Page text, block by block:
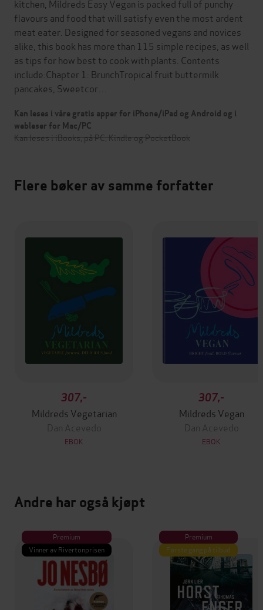
kitchen, Mildreds Easy Vegan is packed full of punchy
flavours and food that will satisfy even the most ardent
meat eater. Designed for seasoned vegans and novices
alike, this book has more than 115 simple recipes, as well
as tips for how best to cook with plants. Contents
include:Chapter 1: BrunchTropical fruit buttermilk
pancakes, Sweetcor…
Kan leses i våre gratis apper for iPhone/iPad og Android og i
webleser for Mac/PC
Kan leses i iBooks, på PC, Kindle og PocketBook
Flere bøker av samme forfatter
307,-
Mildreds Vegetarian
Dan Acevedo
EBOK
307,-
Mildreds Vegan
Dan Acevedo
EBOK
Andre har også kjøpt
Premium
Vinner av Rivertonprisen
Premium
Første gang på tilbud